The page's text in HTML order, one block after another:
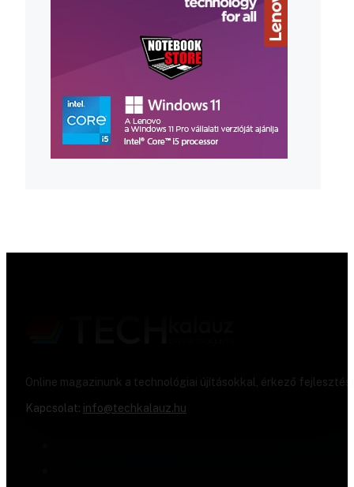
Online magazinunk a technológiai újításokkal, érkező
Kapcsolat: info@techkalauz.hu